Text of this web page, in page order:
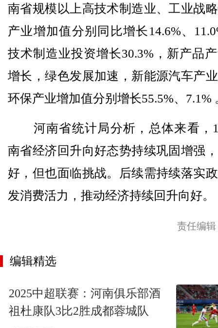
南省规模以上高技术制造业、工业战
产业增加值分别同比增长14.6%、
技术制造业投资增长30.3%，新产品
增长，绿色发展加速，新能源汽车产
环保产业增加值分别增长55.5%、7.1%
河南省统计局分析，总体来看，
南省经济回升向好态势持续巩固增强
好，但也面临挑战。后续需持续落实
发消费活力，推动经济持续回升向好。
责任编
编辑精选
2025中超联赛：河南俱乐部酒
祖杜康队3比2胜成都蓉城队